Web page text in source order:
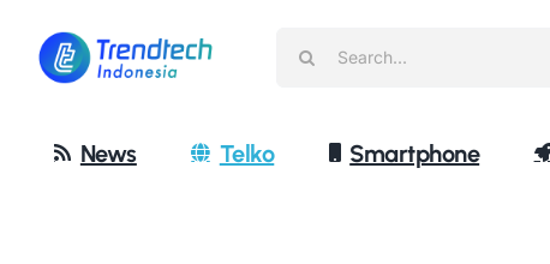
content
News Telko Smartphone